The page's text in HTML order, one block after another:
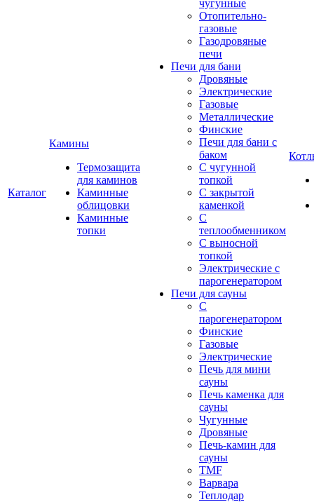
Каталог
Камины
Термозащита
для каминов
Каминные
облицовки
Каминные
топки
чугунные
Отопительно-
газовые
Газодровяные
печи
Печи для бани
Дровяные
Электрические
Газовые
Металлические
Финские
Печи для бани с
баком
С чугунной
топкой
С закрытой
каменкой
С
теплообменником
С выносной
топкой
Электрические с
парогенератором
Печи для сауны
С
парогенератором
Финские
Газовые
Электрические
Печь для мини
сауны
Печь каменка для
сауны
Чугунные
Дровяные
Печь-камин для
сауны
TMF
Варвара
Теплодар